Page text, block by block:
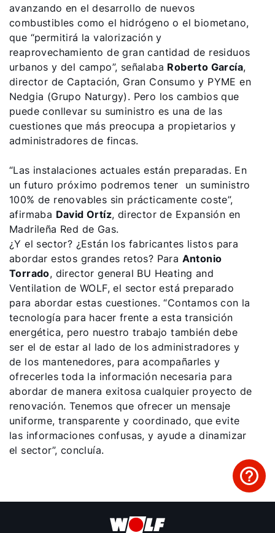
avanzando en el desarrollo de nuevos
combustibles como el hidrógeno o el biometano,
que “permitirá la valorización y
reaprovechamiento de gran cantidad de residuos
urbanos y del campo”, señalaba Roberto García,
director de Captación, Gran Consumo y PYME en
Nedgia (Grupo Naturgy). Pero los cambios que
puede conllevar su suministro es una de las
cuestiones que más preocupa a propietarios y
administradores de fincas.
“Las instalaciones actuales están preparadas. En
un futuro próximo podremos tener un suministro
100% de renovables sin prácticamente coste”,
afirmaba David Ortíz, director de Expansión en
Madrileña Red de Gas.
¿Y el sector? ¿Están los fabricantes listos para
abordar estos grandes retos? Para Antonio
Torrado, director general BU Heating and
Ventilation de WOLF, el sector está preparado
para abordar estas cuestiones. “Contamos con la
tecnología para hacer frente a esta transición
energética, pero nuestro trabajo también debe
ser el de estar al lado de los administradores y
de los mantenedores, para acompañarles y
ofrecerles toda la información necesaria para
abordar de manera exitosa cualquier proyecto de
renovación. Tenemos que ofrecer un mensaje
uniforme, transparente y coordinado, que evite
las informaciones confusas, y ayude a dinamizar
el sector”, concluía.